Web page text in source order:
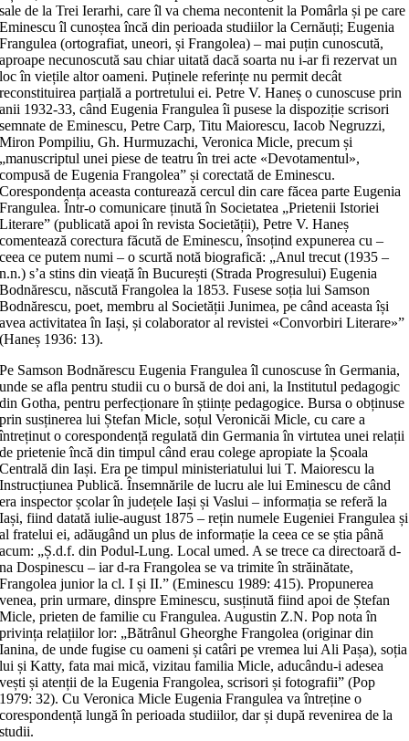
sale de la Trei Ierarhi, care îl va chema necontenit la Pomârla și pe care
Eminescu îl cunoștea încă din perioada studiilor la Cernăuți; Eugenia
Frangulea (ortografiat, uneori, și Frangolea) – mai puțin cunoscută,
aproape necunoscută sau chiar uitată dacă soarta nu i-ar fi rezervat un
loc în viețile altor oameni. Puținele referințe nu permit decât
reconstituirea parțială a portretului ei. Petre V. Haneș o cunoscuse prin
anii 1932-33, când Eugenia Frangulea îi pusese la dispoziție scrisori
semnate de Eminescu, Petre Carp, Titu Maiorescu, Iacob Negruzzi,
Miron Pompiliu, Gh. Hurmuzachi, Veronica Micle, precum și
„manuscriptul unei piese de teatru în trei acte «Devotamentul»,
compusă de Eugenia Frangolea” și corectată de Eminescu.
Corespondența aceasta conturează cercul din care făcea parte Eugenia
Frangulea. Într-o comunicare ținută în Societatea „Prietenii Istoriei
Literare” (publicată apoi în revista Societății), Petre V. Haneș
comentează corectura făcută de Eminescu, însoțind expunerea cu –
ceea ce putem numi – o scurtă notă biografică: „Anul trecut (1935 –
n.n.) s’a stins din vieață în București (Strada Progresului) Eugenia
Bodnărescu, născută Frangolea la 1853. Fusese soția lui Samson
Bodnărescu, poet, membru al Societății Junimea, pe când aceasta își
avea activitatea în Iași, și colaborator al revistei «Convorbiri Literare»”
(Haneș 1936: 13).
Pe Samson Bodnărescu Eugenia Frangulea îl cunoscuse în Germania,
unde se afla pentru studii cu o bursă de doi ani, la Institutul pedagogic
din Gotha, pentru perfecționare în științe pedagogice. Bursa o obținuse
prin susținerea lui Ștefan Micle, soțul Veronicăi Micle, cu care a
întreținut o corespondență regulată din Germania în virtutea unei relații
de prietenie încă din timpul când erau colege apropiate la Școala
Centrală din Iași. Era pe timpul ministeriatului lui T. Maiorescu la
Instrucțiunea Publică. Însemnările de lucru ale lui Eminescu de când
era inspector școlar în județele Iași și Vaslui – informația se referă la
Iași, fiind datată iulie-august 1875 – rețin numele Eugeniei Frangulea și
al fratelui ei, adăugând un plus de informație la ceea ce se știa până
acum: „Ș.d.f. din Podul-Lung. Local umed. A se trece ca directoară d-
na Dospinescu – iar d-ra Frangolea se va trimite în străinătate,
Frangolea junior la cl. I și II.” (Eminescu 1989: 415). Propunerea
venea, prin urmare, dinspre Eminescu, susținută fiind apoi de Ștefan
Micle, prieten de familie cu Frangulea. Augustin Z.N. Pop nota în
privința relațiilor lor: „Bătrânul Gheorghe Frangolea (originar din
Ianina, de unde fugise cu oameni și catâri pe vremea lui Ali Pașa), soția
lui și Katty, fata mai mică, vizitau familia Micle, aducându-i adesea
vești și atenții de la Eugenia Frangolea, scrisori și fotografii” (Pop
1979: 32). Cu Veronica Micle Eugenia Frangulea va întreține o
corespondență lungă în perioada studiilor, dar și după revenirea de la
studii.